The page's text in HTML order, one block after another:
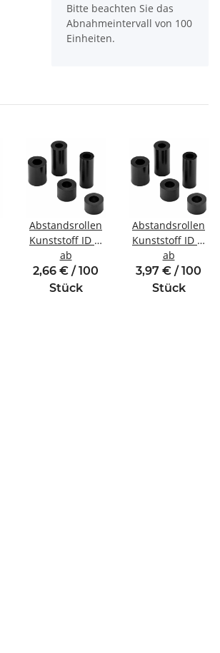
Bitte beachten Sie das
Abnahmeintervall von 100
Einheiten.
Abstandsrollen
Kunststoff ID Ø
4,2 mm für
Gewinde M4
ab
2,66 € / 100
Stück
Abstandsrollen
Kunststoff ID Ø
5,2 mm für
Gewinde M5
ab
3,97 € / 100
Stück